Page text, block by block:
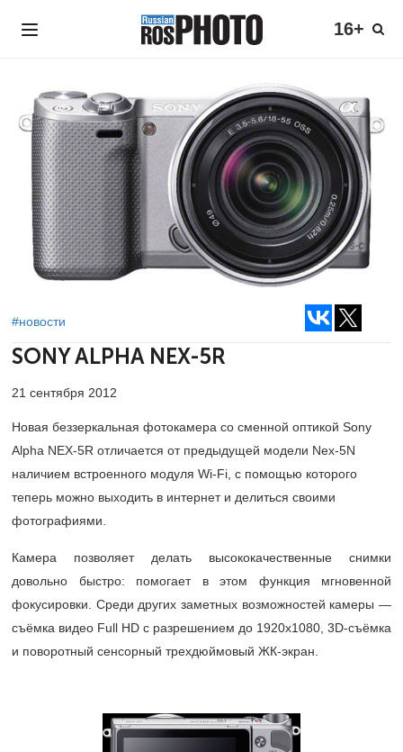
16+
#новости
SONY ALPHA NEX-5R
21 сентября 2012
Новая беззеркальная фотокамера со сменной оптикой Sony
Alpha NEX-5R отличается от предыдущей модели Nex-5N
наличием встроенного модуля Wi-Fi, с помощью которого
теперь можно выходить в интернет и делиться своими
фотографиями.
Камера позволяет делать высококачественные снимки
довольно быстро: помогает в этом функция мгновенной
фокусировки. Среди других заметных возможностей камеры —
съёмка видео Full HD с разрешением до 1920x1080, 3D-съёмка
и поворотный сенсорный трехдюймовый ЖК-экран.